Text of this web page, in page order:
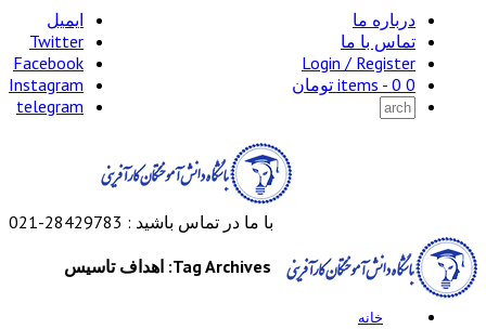
درباره ما
تماس با ما
Login / Register
0 items -
0 تومان
ایمیل
Twitter
Facebook
Instagram
telegram
با ما در تماس باشید : 28429783-021
خانه
Tag Archives: اهداف تاسیس